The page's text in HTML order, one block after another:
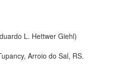
L. Hettwer Giehl)
Arroio do Sal, RS.